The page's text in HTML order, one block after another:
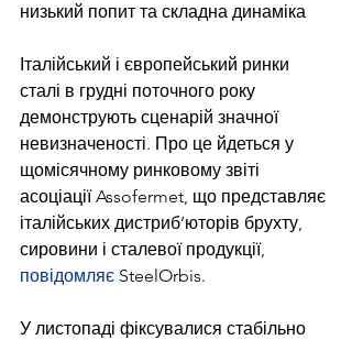
низький попит та складна динаміка
Італійський і європейський ринки
сталі в грудні поточного року
демонструють сценарій значної
невизначеності. Про це йдеться у
щомісячному ринковому звіті
асоціації Assofermet, що представляє
італійських дистриб’юторів брухту,
сировини і сталевої продукції,
повідомляє SteelOrbis.
У листопаді фіксувалися стабільно